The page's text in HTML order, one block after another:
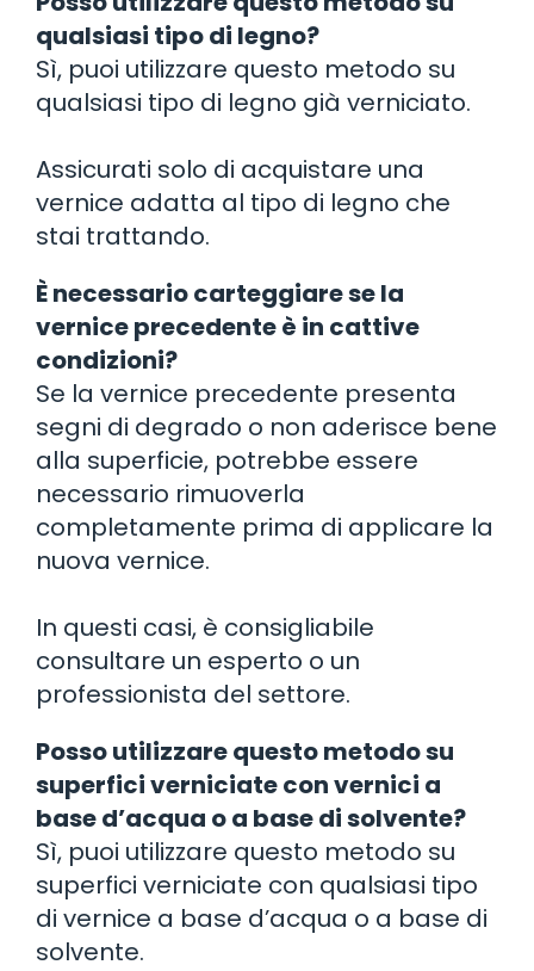
qualsiasi tipo di legno?
Sì, puoi utilizzare questo metodo su
qualsiasi tipo di legno già verniciato.
Assicurati solo di acquistare una
vernice adatta al tipo di legno che
stai trattando.
È necessario carteggiare se la
vernice precedente è in cattive
condizioni?
Se la vernice precedente presenta
segni di degrado o non aderisce bene
alla superficie, potrebbe essere
necessario rimuoverla
completamente prima di applicare la
nuova vernice.
In questi casi, è consigliabile
consultare un esperto o un
professionista del settore.
Posso utilizzare questo metodo su
superfici verniciate con vernici a
base d’acqua o a base di solvente?
Sì, puoi utilizzare questo metodo su
superfici verniciate con qualsiasi tipo
di vernice a base d’acqua o a base di
solvente.